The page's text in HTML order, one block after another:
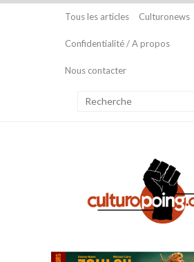
Tous les articles Culturonews
Confidentialité / A propos
Nous contacter